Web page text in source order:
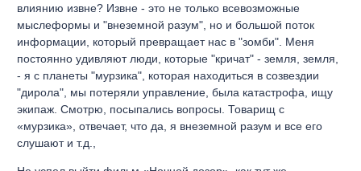
влиянию извне? Извне - это не только всевозможные
мыслеформы и "внеземной разум", но и большой поток
информации, который превращает нас в "зомби". Меня
постоянно удивляют люди, которые "кричат" - земля, земля,
- я с планеты "мурзика", которая находиться в созвездии
"дирола", мы потеряли управление, была катастрофа, ищу
экипаж. Смотрю, посыпались вопросы. Товарищ с
«мурзика», отвечает, что да, я внеземной разум и все его
слушают и т.д.,